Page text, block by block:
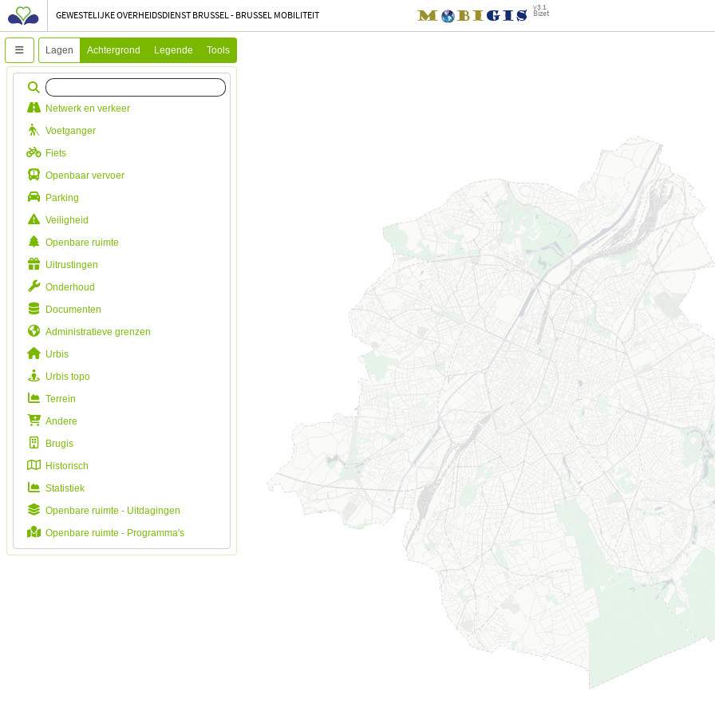
GEWESTELIJKE OVERHEIDSDIENST BRUSSEL - BRUSSEL MOBILITEIT
v3.1
Bizet
Lagen Achtergrond Legende Tools
Netwerk en verkeer
Voetganger
Fiets
Openbaar vervoer
Parking
Veiligheid
Openbare ruimte
Uitrustingen
Onderhoud
Documenten
Administratieve grenzen
Urbis
Urbis topo
Terrein
Andere
Brugis
Historisch
Statistiek
Openbare ruimte - Uitdagingen
Openbare ruimte - Programma's